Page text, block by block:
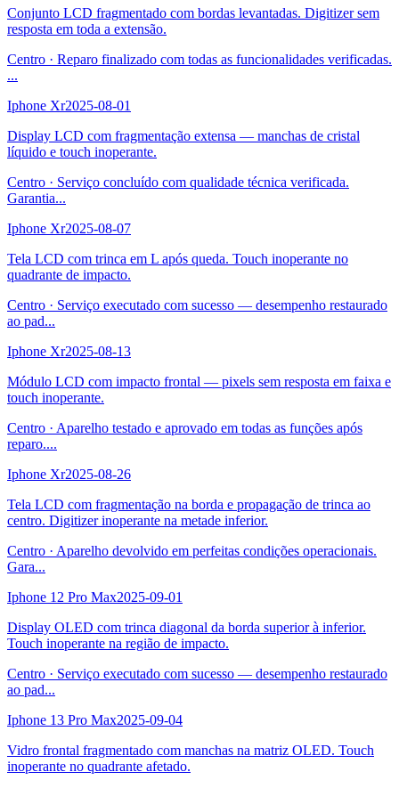
Conjunto LCD fragmentado com bordas levantadas. Digitizer sem
resposta em toda a extensão.
Centro · Reparo finalizado com todas as funcionalidades verificadas.
...
Iphone Xr2025-08-01
Display LCD com fragmentação extensa — manchas de cristal
líquido e touch inoperante.
Centro · Serviço concluído com qualidade técnica verificada.
Garantia...
Iphone Xr2025-08-07
Tela LCD com trinca em L após queda. Touch inoperante no
quadrante de impacto.
Centro · Serviço executado com sucesso — desempenho restaurado
ao pad...
Iphone Xr2025-08-13
Módulo LCD com impacto frontal — pixels sem resposta em faixa e
touch inoperante.
Centro · Aparelho testado e aprovado em todas as funções após
reparo....
Iphone Xr2025-08-26
Tela LCD com fragmentação na borda e propagação de trinca ao
centro. Digitizer inoperante na metade inferior.
Centro · Aparelho devolvido em perfeitas condições operacionais.
Gara...
Iphone 12 Pro Max2025-09-01
Display OLED com trinca diagonal da borda superior à inferior.
Touch inoperante na região de impacto.
Centro · Serviço executado com sucesso — desempenho restaurado
ao pad...
Iphone 13 Pro Max2025-09-04
Vidro frontal fragmentado com manchas na matriz OLED. Touch
inoperante no quadrante afetado.